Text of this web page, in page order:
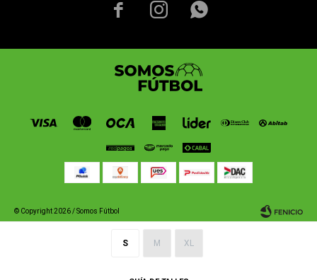
S M XL
  
© Copyright 2026 / Somos Fútbol